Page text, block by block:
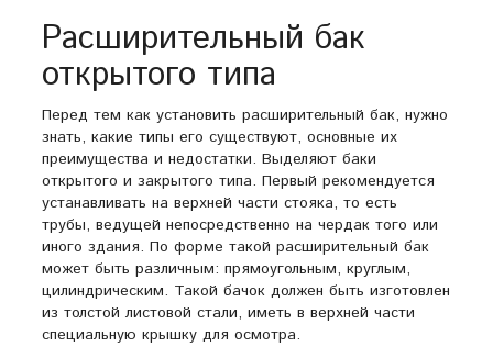
Расширительный бак
открытого типа
Перед тем как установить расширительный бак, нужно
знать, какие типы его существуют, основные их
преимущества и недостатки. Выделяют баки
открытого и закрытого типа. Первый рекомендуется
устанавливать на верхней части стояка, то есть
трубы, ведущей непосредственно на чердак того или
иного здания. По форме такой расширительный бак
может быть различным: прямоугольным, круглым,
цилиндрическим. Такой бачок должен быть изготовлен
из толстой листовой стали, иметь в верхней части
специальную крышку для осмотра.